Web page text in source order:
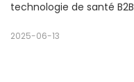
technologie de santé B2B
2025-06-13